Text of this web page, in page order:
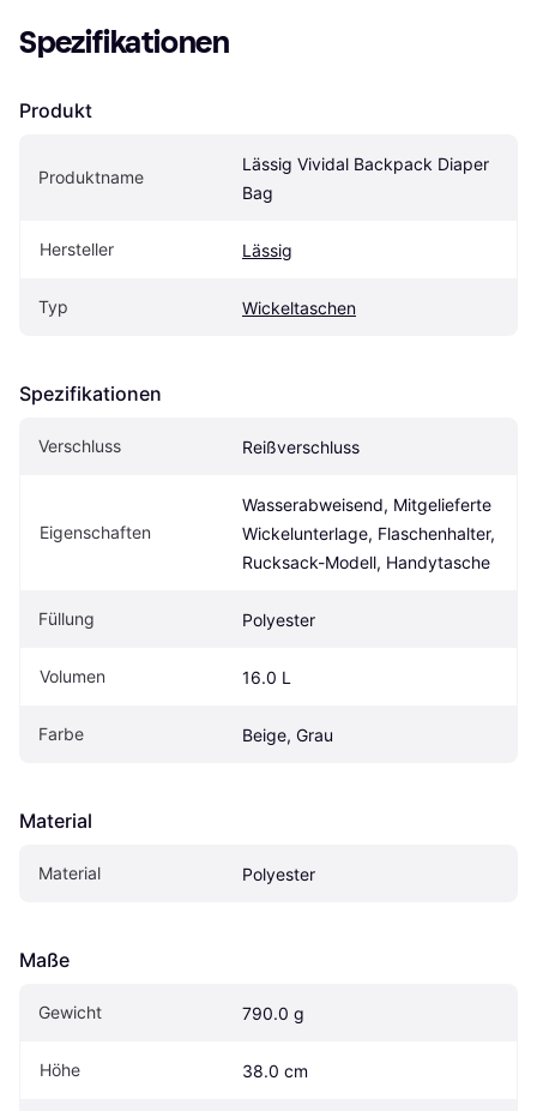
Spezifikationen
Produkt
Produktname
Lässig Vividal Backpack Diaper
Bag
Hersteller Lässig
Typ Wickeltaschen
Spezifikationen
Verschluss Reißverschluss
Eigen­schaften
Wasserabweisend, Mitgelieferte
Wickelunterlage, Flaschenhalter,
Rucksack-Modell, Handytasche
Füllung Polyester
Volumen 16.0 L
Farbe Beige, Grau
Material
Material Polyester
Maße
Gewicht 790.0 g
Höhe 38.0 cm